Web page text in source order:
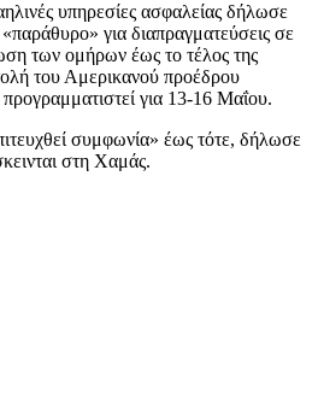
υπηρεσίες ασφαλείας δήλωσε
για διαπραγματεύσεις σε
των ομήρων έως το τέλος της
του Αμερικανού προέδρου
για 13-16 Μαΐου.
συμφωνία» έως τότε, δήλωσε
στη Χαμάς.